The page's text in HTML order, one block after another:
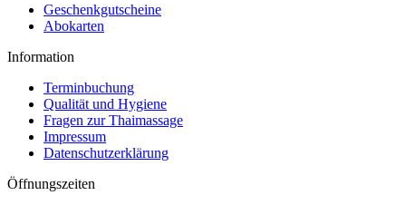
Geschenkgutscheine
Abokarten
Information
Terminbuchung
Qualität und Hygiene
Fragen zur Thaimassage
Impressum
Datenschutzerklärung
Öffnungszeiten